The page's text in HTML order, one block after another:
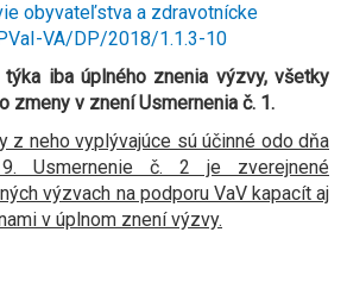
obyvateľstva a zdravotnícke
VA/DP/2018/1.1.3-10
iba úplného znenia výzvy, všetky
zmeny v znení Usmernenia č. 1.
z neho vyplývajúce sú účinné odo dňa
Usmernenie č. 2 je zverejnené
výzvach na podporu VaV kapacít aj
v úplnom znení výzvy.